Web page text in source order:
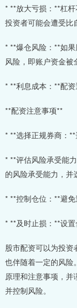
* **放大亏损：**杠
投资者可能会遭受比
* **爆仓风险：**如
风险，即账户资金被
* **利息成本：**配资
**配资注意事项**
* **选择正规券商：**
* **评估风险承受能
的风险承受能力，并
* **控制仓位：**避
* **及时止损：**设置
股市配资可以为投
也伴随着一定的风险
原理和注意事项，
并控制风险。